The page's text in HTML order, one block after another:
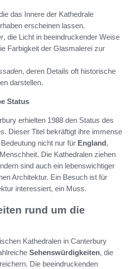
das Innere der Kathedrale
erscheinen lassen.
, die Licht in beeindruckender Weise
Farbigkeit der Glasmalerei zur
, deren Details oft historische
darstellen.
Status
erhielten 1988 den Status des
Dieser Titel bekräftigt ihre immense
nicht nur für England,
Die Kathedralen ziehen
sind auch ein lebenswichtiger
Architektur. Ein Besuch ist für
interessiert, ein Muss.
rund um die
Kathedralen in Canterbury
Sehenswürdigkeiten, die
Die beeindruckenden